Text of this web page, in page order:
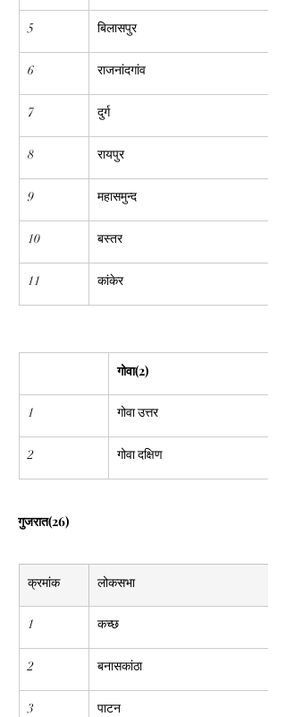
5 बिलासपुर
6 राजनांदगांव
7 दुर्ग
8 रायपुर
9 महासमुन्द
10 बस्तर
11 कांकेर
गोवा(2)
1 गोवा उत्तर
2 गोवा दक्षिण
गुजरात(26)
क्रमांक लोकसभा
1 कच्छ
2 बनासकांठा
3 पाटन